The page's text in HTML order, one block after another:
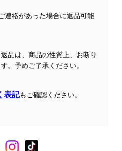
連絡があった場合に返品可能
品は、商品の性質上、お断り
。予めご了承ください。
表記もご確認ください。